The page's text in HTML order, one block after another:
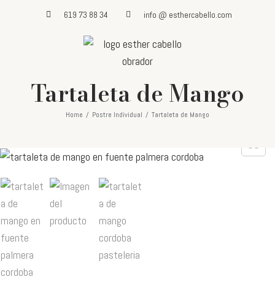
619 73 88 34 info @ esthercabello.com
Tartaleta de Mango
Home / Postre Individual / Tartaleta de Mango